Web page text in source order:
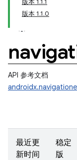
版本 1.1.1
版本 1.1.0
API 参考文档
最近更
新时间
稳定
版